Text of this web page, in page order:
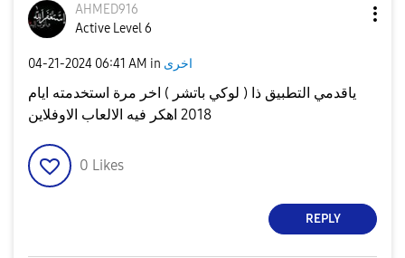
AHMED916
Active Level 6
‎04-21-2024 06:41 AM in اخرى
ياقدمي التطبيق ذا ( لوكي باتشر ) اخر مرة استخدمته ايام
2018 اهكر فيه الالعاب الاوفلاين
0 Likes
REPLY